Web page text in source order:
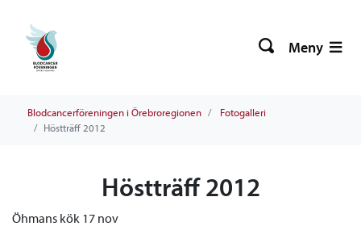
Meny
Blodcancerföreningen i Örebroregionen
Fotogalleri
Höstträff 2012
Höstträff 2012
Öhmans kök 17 nov